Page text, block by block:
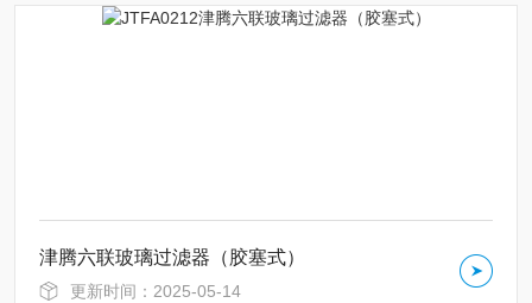
津腾六联玻璃过滤器（胶塞式）
更新时间：2025-05-14